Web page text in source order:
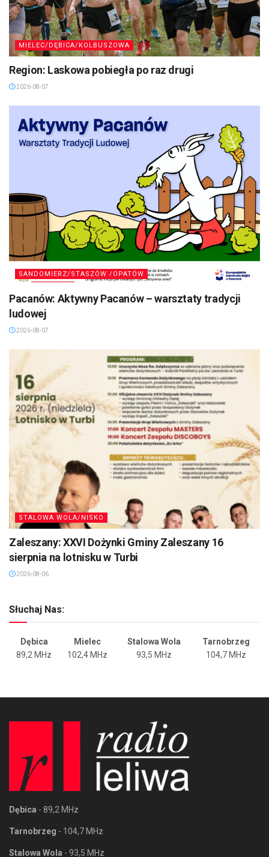
MIELEC/DĘBICA/KOLBUSZOWA
Region: Laskowa pobiegła po raz drugi
2026-08-07
SANDOMIERZ/STASZÓW /OPATÓW
Pacanów: Aktywny Pacanów – warsztaty tradycji
ludowej
2026-08-07
STALOWA WOLA/NISKO
Zaleszany: XXVI Dożynki Gminy Zaleszany 16
sierpnia na lotnisku w Turbi
2026-08-06
Słuchaj Nas:
Dębica Mielec Stalowa Wola
Tarnobrzeg
89,2 MHz
102,4 MHz 93,5 MHz 104,7 MHz
Dębica - 89,2 MHz
Tarnobrzeg - 104,7 MHz
Stalowa Wola - 93,5 MHz